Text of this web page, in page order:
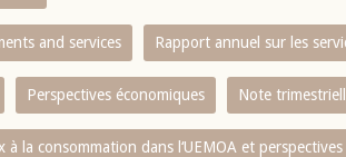
and services Rapport annuel sur les
Perspectives économiques Note
la consommation dans l‘UEMOA et perspectives